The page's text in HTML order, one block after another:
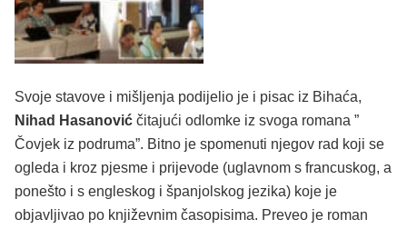
Svoje stavove i mišljenja podijelio je i pisac iz Bihaća,
Nihad Hasanović čitajući odlomke iz svoga romana ”
Čovjek iz podruma”. Bitno je spomenuti njegov rad koji se
ogleda i kroz pjesme i prijevode (uglavnom s francuskog, a
ponešto i s engleskog i španjolskog jezika) koje je
objavljivao po književnim časopisima. Preveo je roman